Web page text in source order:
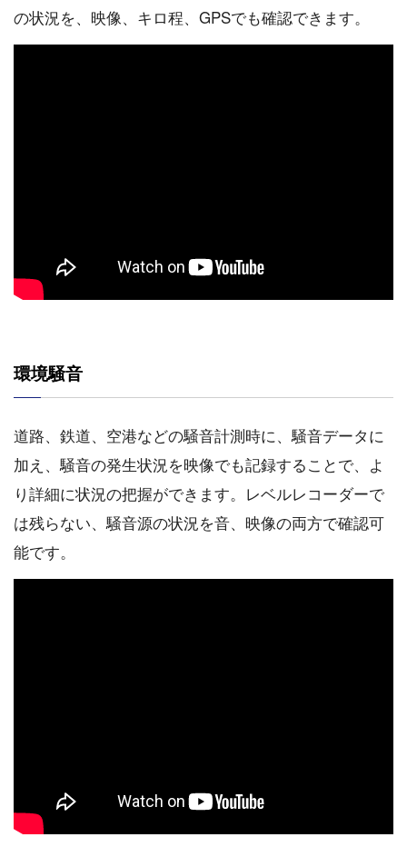
の状況を、映像、キロ程、GPSでも確認できます。
環境騒音
道路、鉄道、空港などの騒音計測時に、騒音データに
加え、騒音の発生状況を映像でも記録することで、よ
り詳細に状況の把握ができます。レベルレコーダーで
は残らない、騒音源の状況を音、映像の両方で確認可
能です。